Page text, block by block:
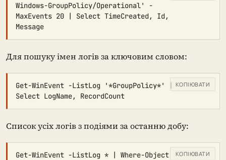
Windows-GroupPolicy/Operational' -
MaxEvents 20 | Select TimeCreated, Id,
Message
Для пошуку імен логів за ключовим словом:
Get-WinEvent -ListLog '*GroupPolicy*' |
Select LogName, RecordCount
КОПІЮВАТИ
Список усіх логів з подіями за останню добу:
Get-WinEvent -ListLog * | Where-Object
КОПІЮВАТИ